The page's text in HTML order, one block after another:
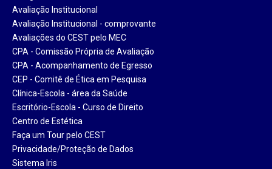
Avaliação Institucional
Avaliação Institucional - comprovante
Avaliações do CEST pelo MEC
CPA - Comissão Própria de Avaliação
CPA - Acompanhamento de Egresso
CEP - Comitê de Ética em Pesquisa
Clínica-Escola - área da Saúde
Escritório-Escola - Curso de Direito
Centro de Estética
Faça um Tour pelo CEST
Privacidade/Proteção de Dados
Sistema Iris